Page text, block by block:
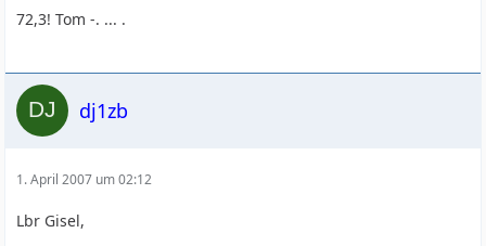
72,3! Tom -. ... .
dj1zb
1. April 2007 um 02:12
Lbr Gisel,